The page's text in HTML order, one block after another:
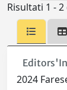
Risultati 1 -
2024